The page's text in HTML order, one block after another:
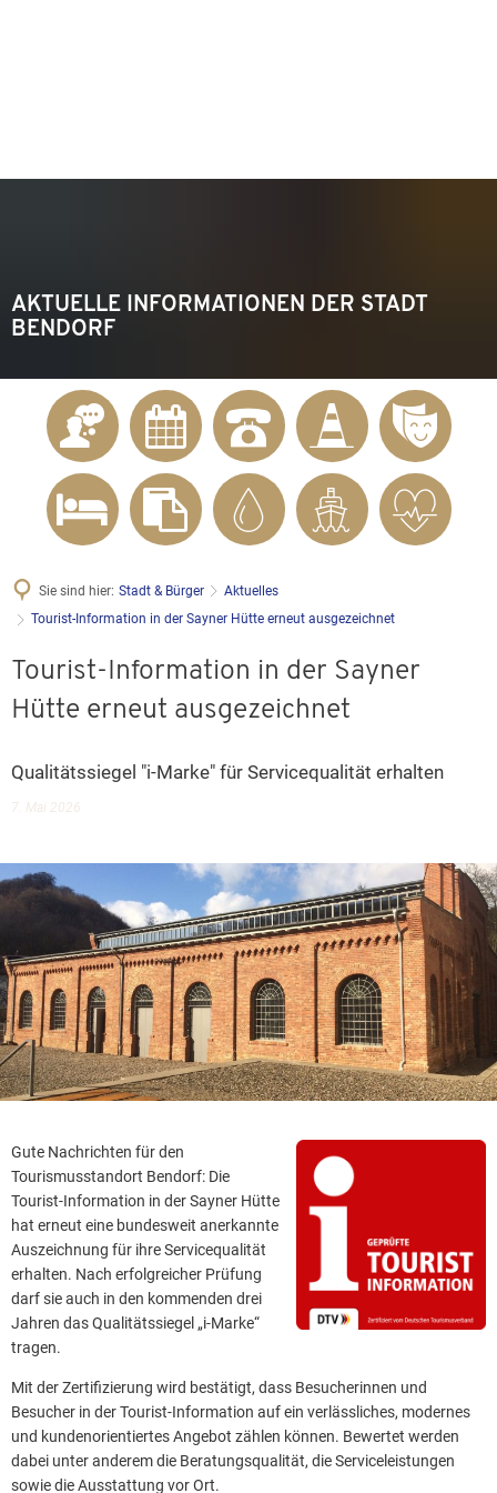
AKTUELLE INFORMATIONEN DER STADT
BENDORF
Sie sind hier: Stadt & Bürger
Aktuelles
Tourist-Information in der Sayner Hütte erneut ausgezeichnet
Tourist-Information in der Sayner
Hütte erneut ausgezeichnet
Qualitätssiegel "i-Marke" für Servicequalität erhalten
7. Mai 2026
Gute Nachrichten für den
Tourismusstandort Bendorf: Die
Tourist-Information in der Sayner Hütte
hat erneut eine bundesweit anerkannte
Auszeichnung für ihre Servicequalität
erhalten. Nach erfolgreicher Prüfung
darf sie auch in den kommenden drei
Jahren das Qualitätssiegel „i-Marke“
tragen.
Mit der Zertifizierung wird bestätigt, dass Besucherinnen und
Besucher in der Tourist-Information auf ein verlässliches, modernes
und kundenorientiertes Angebot zählen können. Bewertet werden
dabei unter anderem die Beratungsqualität, die Serviceleistungen
sowie die Ausstattung vor Ort.